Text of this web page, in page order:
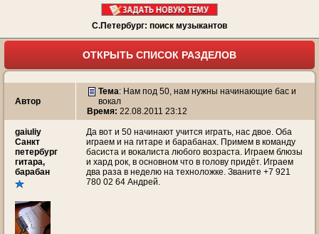
С.Петербург: поиск музыкантов
ОТКРЫТЬ СПИСОК РАЗДЕЛОВ
Автор
Тема: Нам под 50, нам нужны начинающие бас и
вокал
Время: 22.08.2011 23:12
gaiuliy
Санкт
петербург
гитара,
барабан
Да вот и 50 начинают учится играть, нас двое. Оба
играем и на гитаре и барабанах. Примем в команду
басиста и вокалиста любого возраста. Играем блюзы
и хард рок, в основном что в голову придёт. Играем
два раза в неделю на техноложке. Званите +7 921
780 02 64 Андрей.